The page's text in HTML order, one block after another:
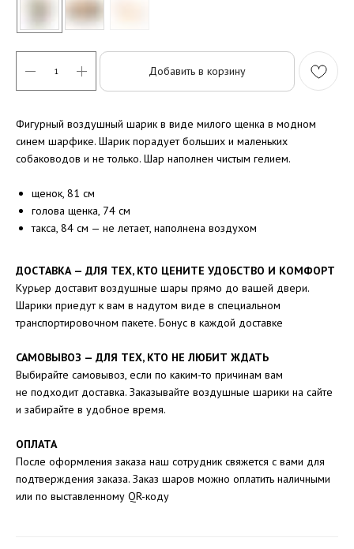
Добавить в корзину
Фигурный воздушный шарик в виде милого щенка в модном
синем шарфике. Шарик порадует больших и маленьких
собаководов и не только. Шар наполнен чистым гелием.
щенок, 81 см
голова щенка, 74 см
такса, 84 см — не летает, наполнена воздухом
ДОСТАВКА — ДЛЯ ТЕХ, КТО ЦЕНИТЕ УДОБСТВО И КОМФОРТ
Курьер доставит воздушные шары прямо до вашей двери.
Шарики приедут к вам в надутом виде в специальном
транспортировочном пакете. Бонус в каждой доставке
САМОВЫВОЗ — ДЛЯ ТЕХ, КТО НЕ ЛЮБИТ ЖДАТЬ
Выбирайте самовывоз, если по каким-то причинам вам
не подходит доставка. Заказывайте воздушные шарики на сайте
и забирайте в удобное время.
ОПЛАТА
После оформления заказа наш сотрудник свяжется с вами для
подтверждения заказа. Заказ шаров можно оплатить наличными
или по выставленному QR-коду